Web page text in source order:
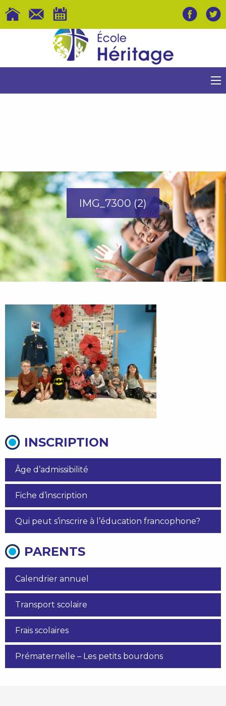
IMG_7300 (2)
INSCRIPTION
Âge d’admissibilité
Fiche d’inscription
Qui peut s’inscrire à l’éducation francophone?
PARENTS
Calendrier annuel
Transport scolaire
Frais scolaires
Prématernelle – Les petits bourdons